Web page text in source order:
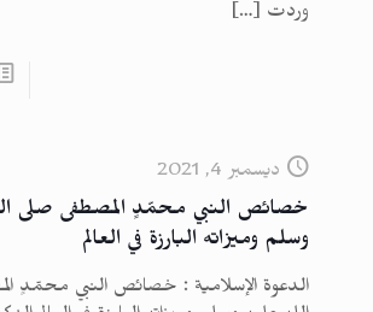
وردت […]
ديسمبر 4, 2021
خصائص النبي محمّدٍ المصطفى صلى
وسلم وميزاته البارزة في العالم
الدعوة الإسلامية : خصائص النبي محمّدٍ